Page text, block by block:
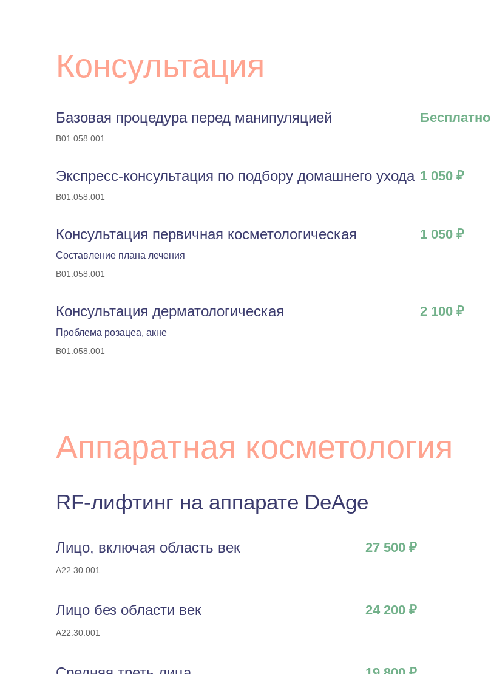
Консультация
Базовая процедура перед манипуляцией
B01.058.001
Бесплатно
Экспресс-консультация по подбору домашнего ухода
B01.058.001
1 050 ₽
Консультация первичная косметологическая
Составление плана лечения
B01.058.001
1 050 ₽
Консультация дерматологическая
Проблема розацеа, акне
B01.058.001
2 100 ₽
Аппаратная косметология
RF-лифтинг на аппарате DeAge
Лицо, включая область век
A22.30.001
27 500 ₽
Лицо без области век
A22.30.001
24 200 ₽